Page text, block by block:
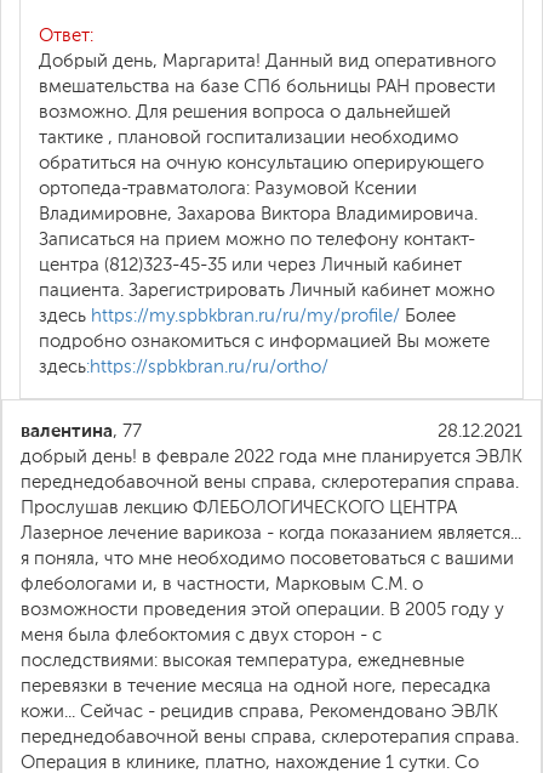
Ответ:
Добрый день, Маргарита! Данный вид оперативного
вмешательства на базе СПб больницы РАН провести
возможно. Для решения вопроса о дальнейшей
тактике , плановой госпитализации необходимо
обратиться на очную консультацию оперирующего
ортопеда-травматолога: Разумовой Ксении
Владимировне, Захарова Виктора Владимировича.
Записаться на прием можно по телефону контакт-
центра (812)323-45-35 или через Личный кабинет
пациента. Зарегистрировать Личный кабинет можно
здесь https://my.spbkbran.ru/ru/my/profile/ Более
подробно ознакомиться с информацией Вы можете
здесь:https://spbkbran.ru/ru/ortho/
28.12.2021
валентина, 77
добрый день! в феврале 2022 года мне планируется ЭВЛК
переднедобавочной вены справа, склеротерапия справа.
Прослушав лекцию ФЛЕБОЛОГИЧЕСКОГО ЦЕНТРА
Лазерное лечение варикоза - когда показанием является...
я поняла, что мне необходимо посоветоваться с вашими
флебологами и, в частности, Марковым С.М. о
возможности проведения этой операции. В 2005 году у
меня была флебоктомия с двух сторон - с
последствиями: высокая температура, ежедневные
перевязки в течение месяца на одной ноге, пересадка
кожи... Сейчас - рецидив справа, Рекомендовано ЭВЛК
переднедобавочной вены справа, склеротерапия справа.
Операция в клинике, платно, нахождение 1 сутки. Со